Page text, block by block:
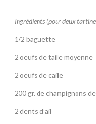
Ingrédients (pour deux
1/2 baguette
2 oeufs de taille moyenne
2 oeufs de caille
200 gr. de champignons
2 dents d’ail